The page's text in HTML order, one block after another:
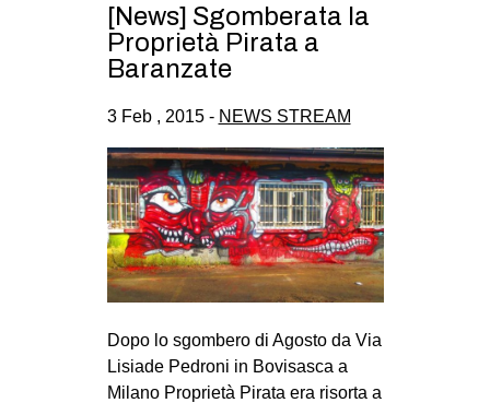
[News] Sgomberata la
Proprietà Pirata a
Baranzate
3 Feb , 2015 - NEWS STREAM
Dopo lo sgombero di Agosto da Via
Lisiade Pedroni in Bovisasca a
Milano Proprietà Pirata era risorta a